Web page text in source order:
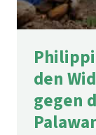
den
gegen